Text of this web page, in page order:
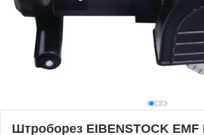
Штроборез EIBENSTOCK EMF